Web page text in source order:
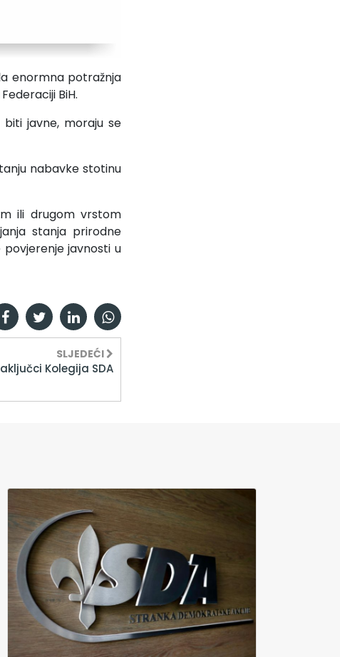
enormna potražnja
BiH.
javne, moraju se
nabavke stotinu
ili drugom vrstom
stanja prirodne
javnosti u
SLJEDEĆI
Kolegija SDA